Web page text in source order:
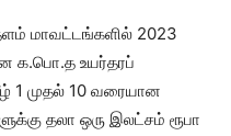
மாவட்டங்களில் 2023
க.பொ.த உயர்தரப்
1 முதல் 10 வரையான
தலா ஒரு இலட்சம் ரூபா